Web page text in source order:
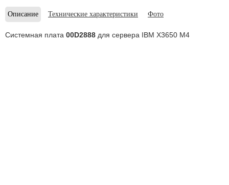
Описание Технические характеристики Фото
Системная плата 00D2888 для сервера IBM X3650 M4